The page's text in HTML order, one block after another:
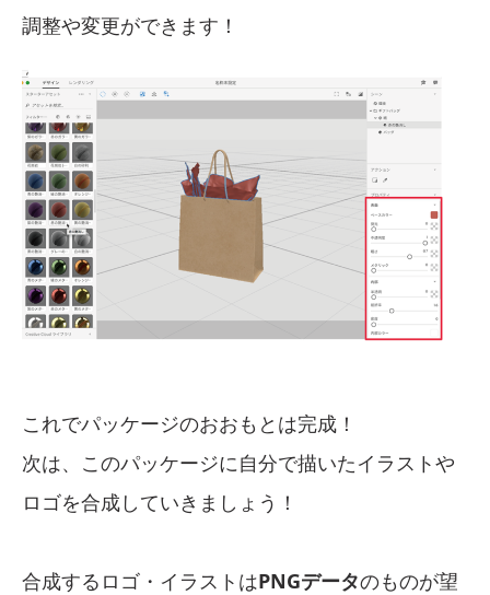
調整や変更ができます！
これでパッケージのおおもとは完成！
次は、このパッケージに自分で描いたイラストや
ロゴを合成していきましょう！
合成するロゴ・イラストはPNGデータのものが望